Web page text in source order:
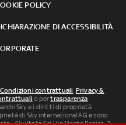
POLICY
DI ACCESSIBILITÀ
contrattuali, Privacy &
o pertrasparenza
Sky e i diritti di proprietà
di Sky international AG e sono